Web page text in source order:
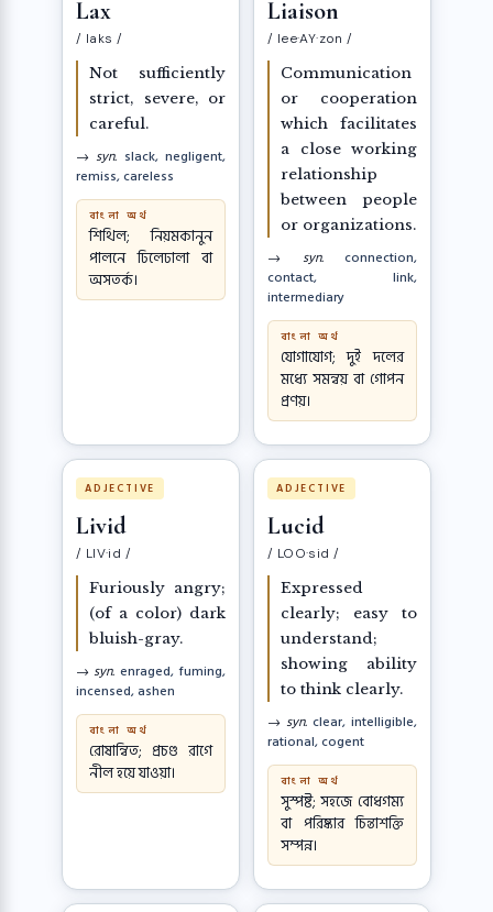
Lax
/ laks /
Not sufficiently
strict, severe, or
careful.
→ syn. slack, negligent,
remiss, careless
বাংলা অর্থ
শিথিল; নিয়মকানুন
পালনে ঢিলেঢালা বা
অসতর্ক।
Liaison
/ lee·AY·zon /
Communication
or cooperation
which facilitates
a close working
relationship
between people
or organizations.
→ syn. connection,
contact, link,
intermediary
বাংলা অর্থ
যোগাযোগ; দুই দলের
মধ্যে সমন্বয় বা গোপন
প্রণয়।
ADJECTIVE
Livid
/ LIV·id /
Furiously angry;
(of a color) dark
bluish-gray.
→ syn. enraged, fuming,
incensed, ashen
বাংলা অর্থ
রোষান্বিত; প্রচণ্ড রাগে
নীল হয়ে যাওয়া।
ADJECTIVE
Lucid
/ LOO·sid /
Expressed
clearly; easy to
understand;
showing ability
to think clearly.
→ syn. clear, intelligible,
rational, cogent
বাংলা অর্থ
সুস্পষ্ট; সহজে বোধগম্য
বা পরিষ্কার চিন্তাশক্তি
সম্পন্ন।